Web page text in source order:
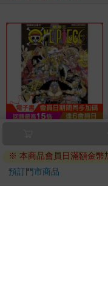
折 特價 123 元
加入購物車
※ 本商品會員日滿額金幣
預訂門市商品